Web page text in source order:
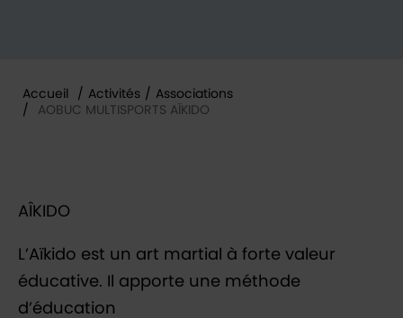
Accueil / Activités / Associations
/
AOBUC MULTISPORTS AÏKIDO
AÎKIDO
L’Aïkido est un art martial à forte valeur
éducative. Il apporte une méthode
d’éducation